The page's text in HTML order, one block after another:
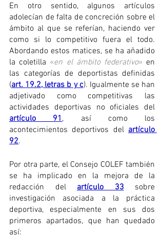
En otro sentido, algunos artículos
adolecían de falta de concreción sobre el
ámbito al que se referían, haciendo ver
como si lo competitivo fuera el todo.
Abordando estos matices, se ha añadido
la coletilla «en el ámbito federativo» en
las categorías de deportistas definidas
(art. 19.2, letras b y c). Igualmente se han
adjetivado como competitivas las
artículo 91 , así como los
acontecimientos deportivos del artículo
92.
Por otra parte, el Consejo COLEF también
se ha implicado en la mejora de la
redacción del artículo 33 sobre
investigación asociada a la práctica
deportiva, especialmente en sus dos
primeros apartados, que han quedado
así: